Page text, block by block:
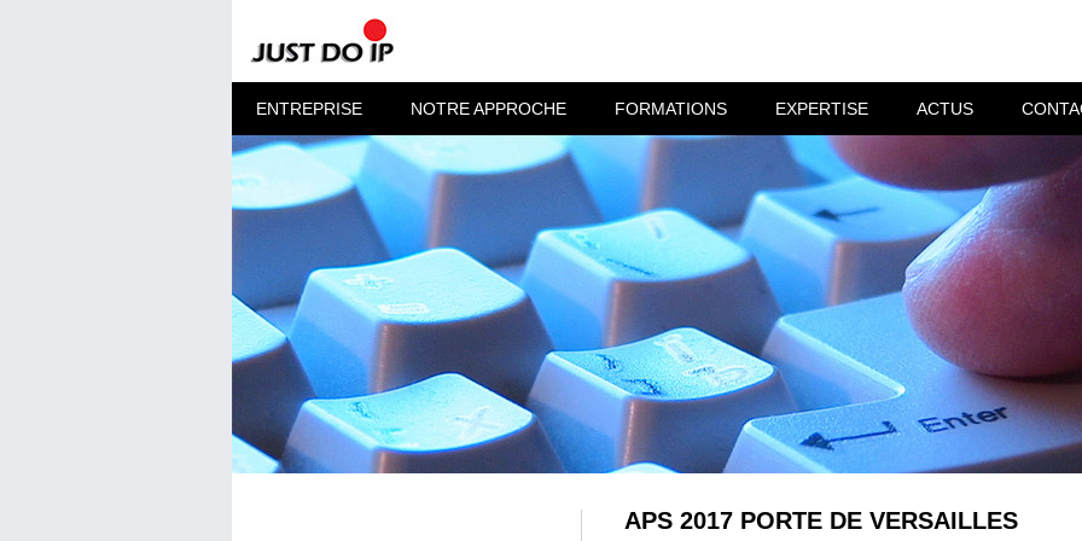
ENTREPRISE NOTRE APPROCHE FORMATIONS EXPERTISE ACTUS
APS 2017 PORTE DE VERSAILLES